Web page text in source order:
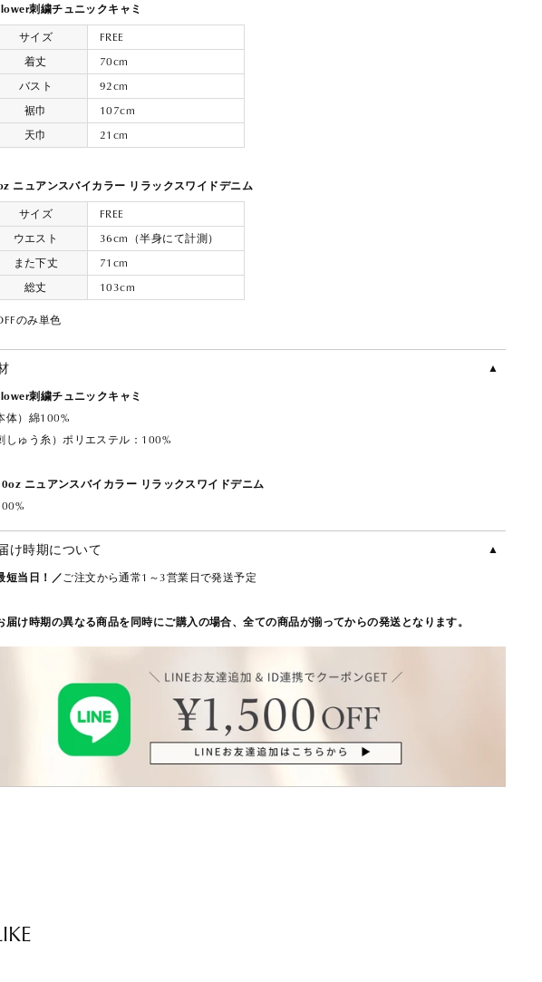
刺繍チュニックキャミ
サイズ
FREE
着丈
70cm
バスト
92cm
裾巾
107cm
天巾
21cm
ニュアンスバイカラー リラックスワイドデニム
サイズ
FREE
ウエスト
36cm（半身にて計測）
また下丈
71cm
総丈
103cm
のみ単色
刺繍チュニックキャミ
体）綿100%
しゅう糸）ポリエステル：100%
ニュアンスバイカラー リラックスワイドデニム
け時期について
短当日！／ご注文から通常1～3営業日で発送予定
け時期の異なる商品を同時にご購入の場合、全ての商品が揃ってからの発送となります。